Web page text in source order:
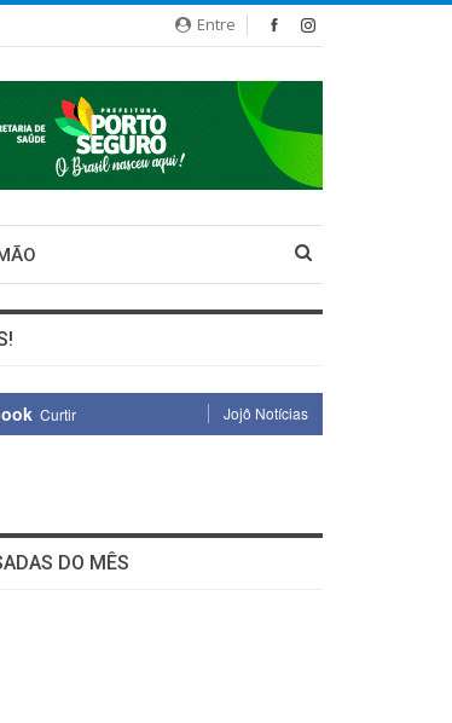
Entre
Curtir Jojô Notícias
DO MÊS